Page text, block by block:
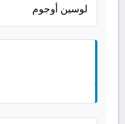
لوسين أوجوم